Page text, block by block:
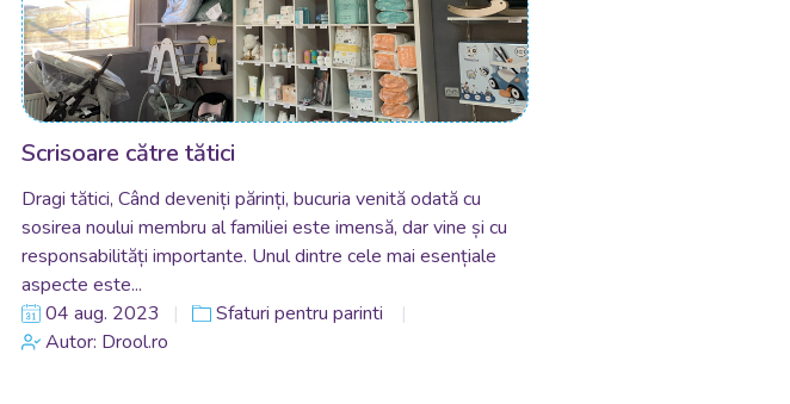
Scrisoare către tătici
Dragi tătici, Când deveniți părinți, bucuria venită odată cu
sosirea noului membru al familiei este imensă, dar vine și cu
responsabilități importante. Unul dintre cele mai esențiale
aspecte este...
04 aug. 2023
Sfaturi pentru parinti
Autor: Drool.ro